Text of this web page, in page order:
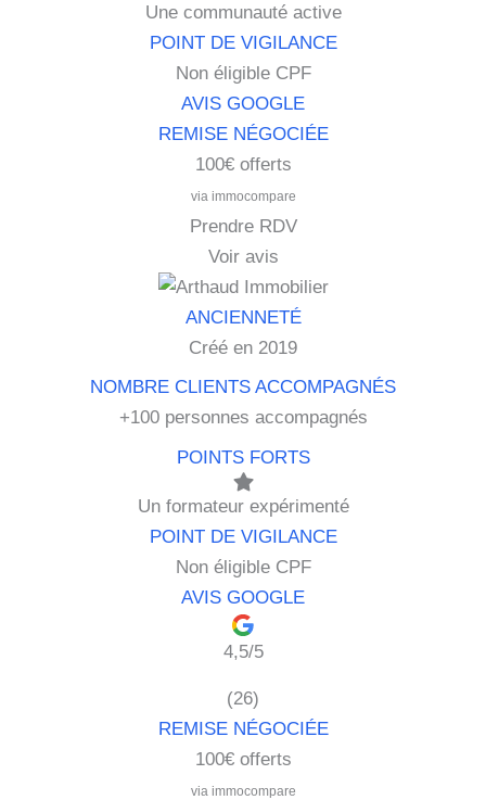
Une communauté active
Non éligible CPF
100€ offerts
via immocompare
Prendre RDV
Voir avis
Créé en 2019
+100 personnes accompagnés
Un formateur expérimenté
Non éligible CPF
4,5/5
(26)
100€ offerts
via immocompare